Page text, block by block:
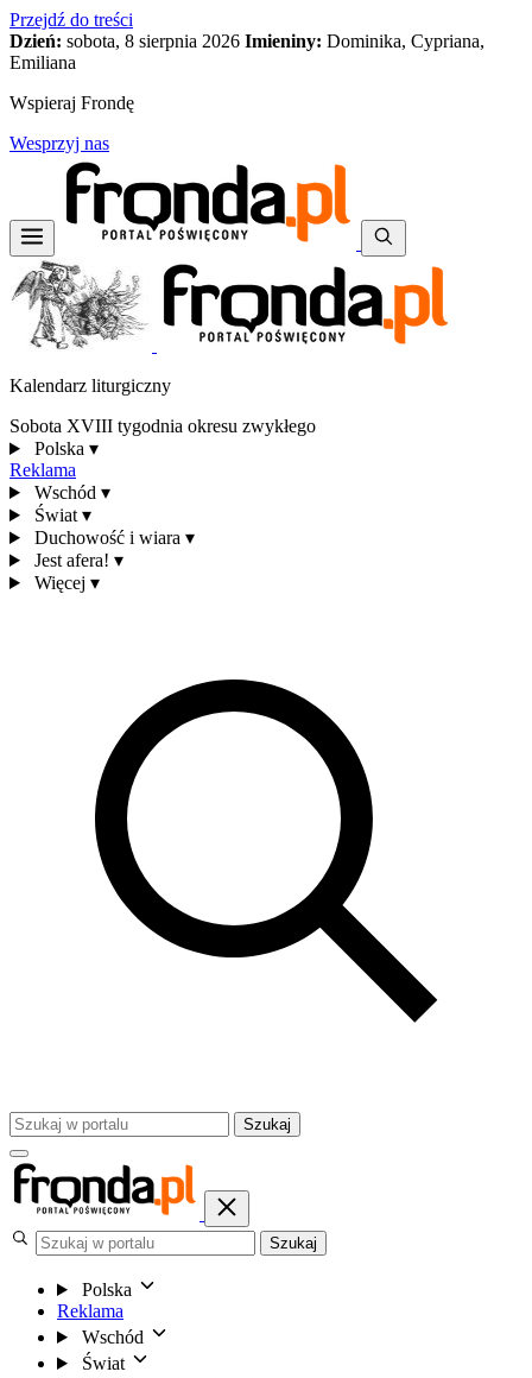
Przejdź do treści
Dzień: sobota, 8 sierpnia 2026 Imieniny: Dominika, Cypriana,
Emiliana
Wspieraj Frondę
Wesprzyj nas
Kalendarz liturgiczny
Sobota XVIII tygodnia okresu zwykłego
Polska ▾
Reklama
Wschód ▾
Świat ▾
Duchowość i wiara ▾
Jest afera! ▾
Więcej ▾
Szukaj
Szukaj
Polska
Reklama
Wschód
Świat